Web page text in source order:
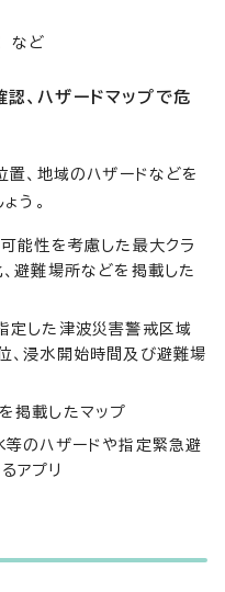
など
、ハザードマップで危
、地域のハザードなどを
う。
能性を考慮した最大クラ
、避難場所などを掲載した
定した津波災害警戒区域
、浸水開始時間及び避難場
掲載したマップ
等のハザードや指定緊急避
アプリ